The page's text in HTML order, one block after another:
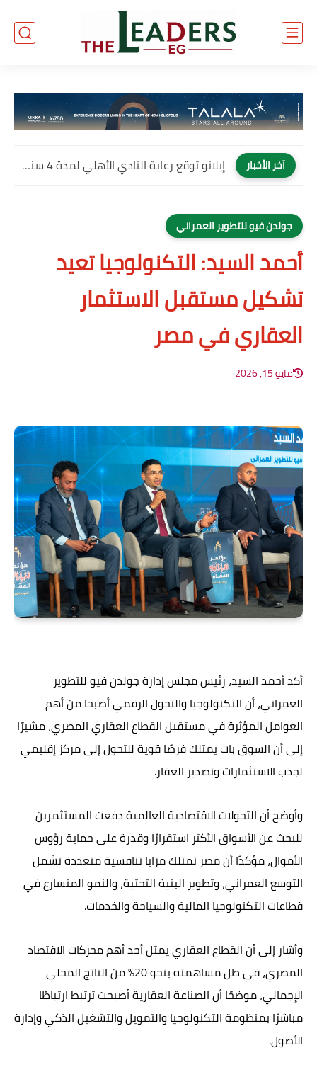
آخر الأخبار إيلانو توقع رعاية النادي الأهلي لمدة 4 سنوات وتصبح العلامة...
جولدن فيو للتطوير العمراني
أحمد السيد: التكنولوجيا تعيد
تشكيل مستقبل الاستثمار
العقاري في مصر
مايو 15, 2026
أكد أحمد السيد، رئيس مجلس إدارة جولدن فيو للتطوير
العمراني، أن التكنولوجيا والتحول الرقمي أصبحا من أهم
العوامل المؤثرة في مستقبل القطاع العقاري المصري، مشيرًا
إلى أن السوق بات يمتلك فرصًا قوية للتحول إلى مركز إقليمي
لجذب الاستثمارات وتصدير العقار.
وأوضح أن التحولات الاقتصادية العالمية دفعت المستثمرين
للبحث عن الأسواق الأكثر استقرارًا وقدرة على حماية رؤوس
الأموال، مؤكدًا أن مصر تمتلك مزايا تنافسية متعددة تشمل
التوسع العمراني، وتطوير البنية التحتية، والنمو المتسارع في
قطاعات التكنولوجيا المالية والسياحة والخدمات.
وأشار إلى أن القطاع العقاري يمثل أحد أهم محركات الاقتصاد
المصري، في ظل مساهمته بنحو 20% من الناتج المحلي
الإجمالي، موضحًا أن الصناعة العقارية أصبحت ترتبط ارتباطًا
مباشرًا بمنظومة التكنولوجيا والتمويل والتشغيل الذكي وإدارة
الأصول.